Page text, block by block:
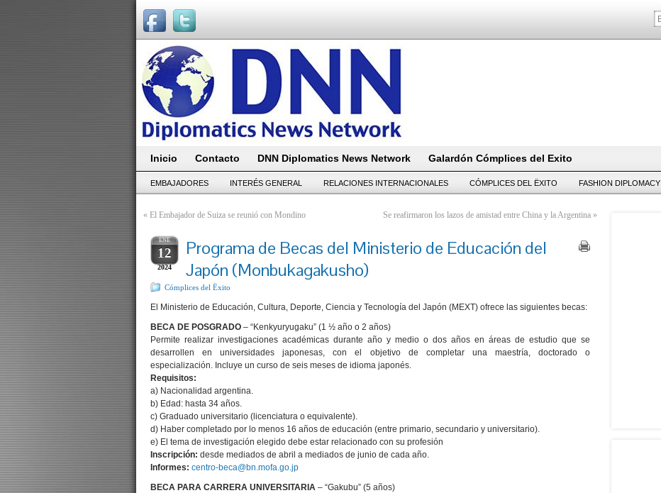
Inicio Contacto DNN Diplomatics News Network Galardón Cómplices del Exito
EMBAJADORES INTERÉS GENERAL RELACIONES INTERNACIONALES CÓMPLICES DEL ËXITO FASHION DIPLOMACY
« El Embajador de Suiza se reunió con Mondino Se reafirmaron los lazos de amistad entre China y la Argentina »
ENE
12
2024
Programa de Becas del Ministerio de Educación del
Japón (Monbukagakusho)
Cómplices del Ëxito
El Ministerio de Educación, Cultura, Deporte, Ciencia y Tecnología del Japón (MEXT) ofrece las siguientes becas:
BECA DE POSGRADO – “Kenkyuryugaku” (1 ½ año o 2 años)
Permite realizar investigaciones académicas durante año y medio o dos años en áreas de estudio que se
desarrollen en universidades japonesas, con el objetivo de completar una maestría, doctorado o
especialización. Incluye un curso de seis meses de idioma japonés.
Requisitos:
a) Nacionalidad argentina.
b) Edad: hasta 34 años.
c) Graduado universitario (licenciatura o equivalente).
d) Haber completado por lo menos 16 años de educación (entre primario, secundario y universitario).
e) El tema de investigación elegido debe estar relacionado con su profesión
Inscripción: desde mediados de abril a mediados de junio de cada año.
Informes: centro-beca@bn.mofa.go.jp
BECA PARA CARRERA UNIVERSITARIA – “Gakubu” (5 años)